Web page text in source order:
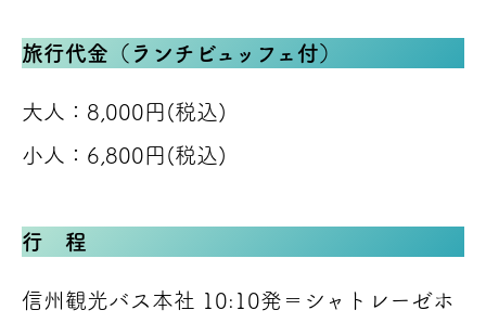
旅行代金（ランチビュッフェ付）
大人：8,000円(税込)
小人：6,800円(税込)
行 程
信州観光バス本社 10:10発＝シャトレーゼホ